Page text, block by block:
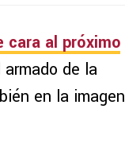
cara al próximo
de la
en la imagen